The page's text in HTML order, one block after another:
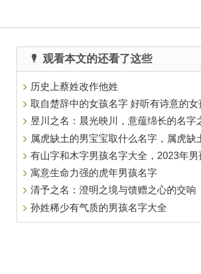
观看本文的还看了这些
历史上蔡姓改作他姓
取自楚辞中的女孩名字 好听有诗意的女孩
昱川之名：晨光映川，意蕴绵长的名字
属虎缺土的男宝宝取什么名字，属虎缺土的男宝宝名字大
有山字和木字男孩名字大全，2023年男孩名字
寓意生命力强的虎年男孩名字
清予之名：澄明之境与馈赠之心的交响
孙姓稀少有气质的男孩名字大全